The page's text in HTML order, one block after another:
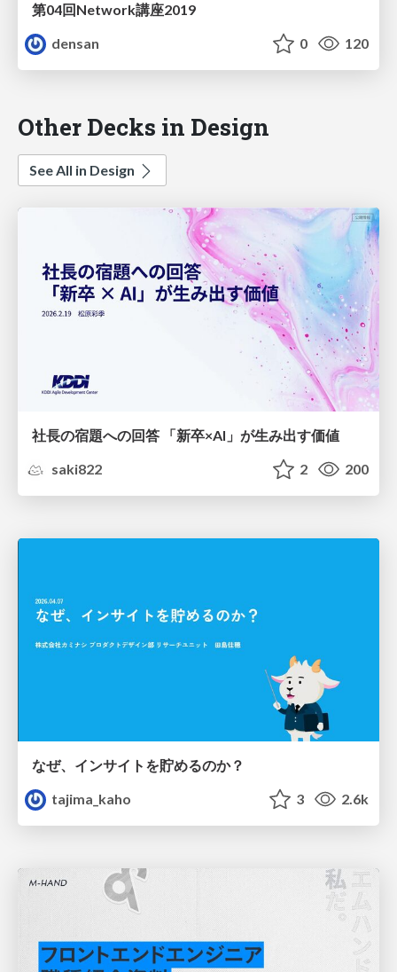
第04回Network講座2019
densan
0 120
Other Decks in Design
See All in Design
社長の宿題への回答 「新卒×AI」が生み出す価値
saki822
2 200
なぜ、インサイトを貯めるのか？
tajima_kaho
3 2.6k